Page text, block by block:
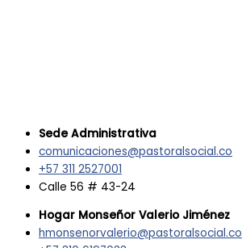
Sede Administrativa
comunicaciones@pastoralsocial.co
+57 311 2527001
Calle 56 # 43-24
Hogar Monseñor Valerio Jiménez
hmonsenorvalerio@pastoralsocial.co